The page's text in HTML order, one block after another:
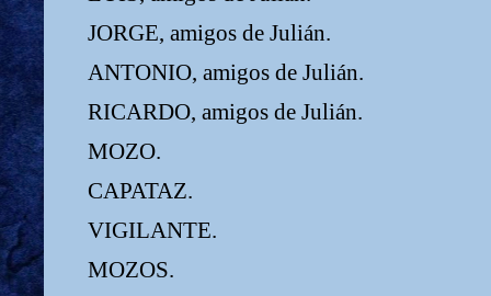
JORGE, amigos de Julián.
ANTONIO, amigos de Julián.
RICARDO, amigos de Julián.
MOZO.
CAPATAZ.
VIGILANTE.
MOZOS.